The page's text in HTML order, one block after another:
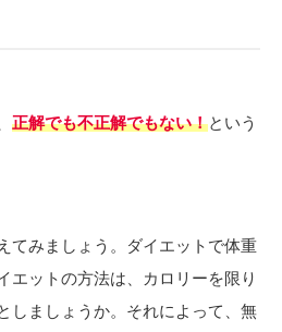
正解でも不正解でもない！という
てみましょう。ダイエットで体重
エットの方法は、カロリーを限り
しましょうか。それによって、無